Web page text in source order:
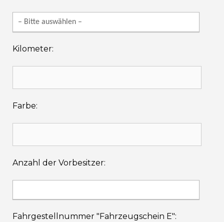
Kilometer:
Farbe:
Anzahl der Vorbesitzer:
Fahrgestellnummer "Fahrzeugschein E":